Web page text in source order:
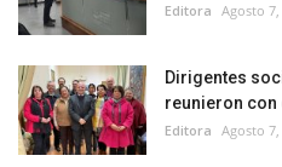
Editora Agosto 7,
Dirigentes
reunieron con
Editora Agosto 7,